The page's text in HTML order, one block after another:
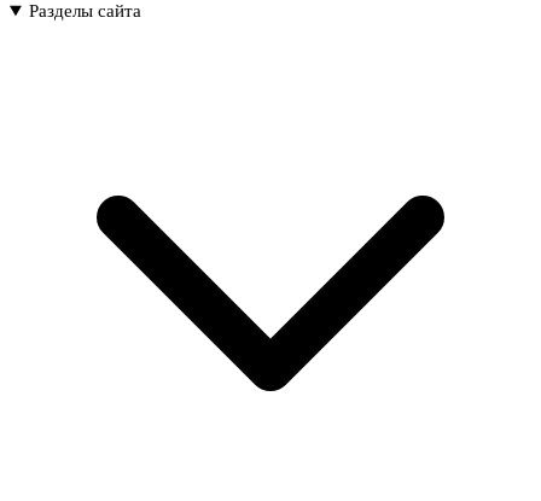
Разделы сайта